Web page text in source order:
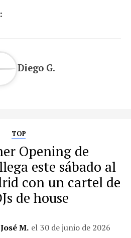
Diego G.
TOP
Opening de
este sábado al
con un cartel de
de house
José M. el 30 de junio de 2026